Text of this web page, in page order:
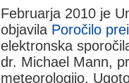
Februarja 2010 je
objavila Poročilo
elektronska
dr. Michael Mann,
meteorologijo.